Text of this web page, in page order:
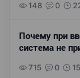
148 0
Почему при
система не
715 0